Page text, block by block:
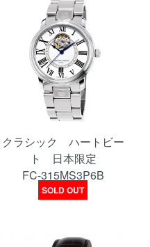
クラシック ハートビー
ト 日本限定
FC-315MS3P6B
SOLD OUT